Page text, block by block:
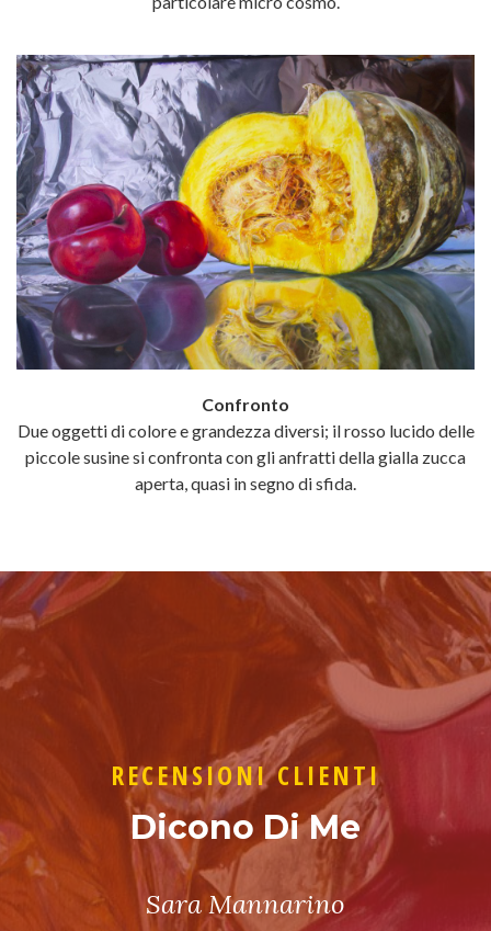
Confronto
Due oggetti di colore e grandezza diversi; il rosso lucido delle
piccole susine si confronta con gli anfratti della gialla zucca
aperta, quasi in segno di sfida.
RECENSIONI CLIENTI
Dicono Di Me
Sara Mannarino